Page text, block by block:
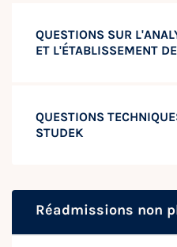
QUESTIONS SUR
ET L'ÉTABLISSEMENT
QUESTIONS
STUDEK
Réadmissions non